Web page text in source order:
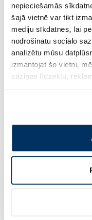
nepieciešamās
šajā vietnē var tikt
mediju sīkdatnes, lai
nodrošinātu sociālo
analizētu mūsu
izmantojat šo vietni,
saziņas līdzekļu,
pakalpojumus. Ja
izmantošanai, lūdzu,
2.99 €
Pirkt
Page 1 of 10
Saules